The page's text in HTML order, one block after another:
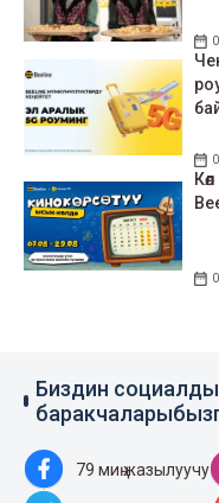
Биздин
79 миң жазылуучу